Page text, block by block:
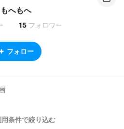
もへもへ
15 フォロワー
フォロー
用条件で絞り込む